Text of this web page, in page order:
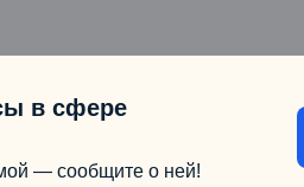
в сфере
— сообщите о ней!